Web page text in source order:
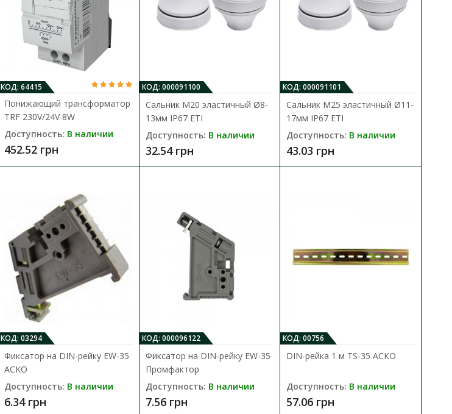
36.74 грн
Понижающий трансформатор TRF 230V/24V 8W
Доступность:
электрических устройств необходимым номинальны..
452.52 грн
Сальник M20 эластичный Ø8-13мм IP67 ЕТІ
Доступность:
Сальник M20 эластичный Ø8-13мм IP67 ЕТІ ( 1101054 )
Наименование: M20 Категория:&n..
32.54 грн
В закладки
КОД: 64415
Понижающий трансформатор
TRF 230V/24V 8W
Доступность: В наличии
452.52 грн
КОД: 000091100
Сальник M20 эластичный Ø8-
13мм IP67 ЕТІ
Доступность: В наличии
32.54 грн
КОД: 000091101
Сальник M25 эластичный Ø11-
17мм IP67 ЕТІ
Доступность: В наличии
43.03 грн
КОД: 03294
Фиксатор на DIN-рейку EW-35
ACKO
Доступность: В наличии
6.34 грн
КОД: 000096122
Фиксатор на DIN-рейку EW-35
Промфактор
Доступность: В наличии
7.56 грн
КОД: 00756
DIN-рейка 1 м TS-35 АСКО
Доступность: В наличии
57.06 грн